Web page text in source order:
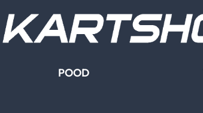
to
content
POOD